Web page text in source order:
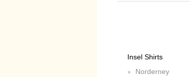
Insel Shirts
Norderney